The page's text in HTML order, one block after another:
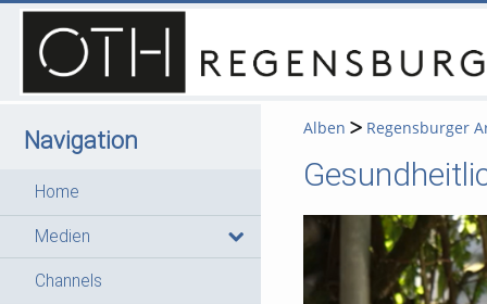
Navigation
Home
Medien
Channels
Alben Regensburger